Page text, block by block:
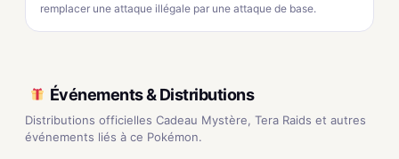
remplacer une attaque illégale par une attaque de base.
Événements & Distributions
Distributions officielles Cadeau Mystère, Tera Raids et autres
événements liés à ce Pokémon.